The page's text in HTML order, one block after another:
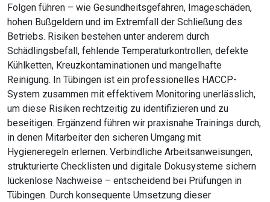
Folgen führen – wie Gesundheitsgefahren, Imageschäden,
hohen Bußgeldern und im Extremfall der Schließung des
Betriebs. Risiken bestehen unter anderem durch
Schädlingsbefall, fehlende Temperaturkontrollen, defekte
Kühlketten, Kreuzkontaminationen und mangelhafte
Reinigung. In Tübingen ist ein professionelles HACCP-
System zusammen mit effektivem Monitoring unerlässlich,
um diese Risiken rechtzeitig zu identifizieren und zu
beseitigen. Ergänzend führen wir praxisnahe Trainings durch,
in denen Mitarbeiter den sicheren Umgang mit
Hygieneregeln erlernen. Verbindliche Arbeitsanweisungen,
strukturierte Checklisten und digitale Dokusysteme sichern
lückenlose Nachweise – entscheidend bei Prüfungen in
Tübingen. Durch konsequente Umsetzung dieser